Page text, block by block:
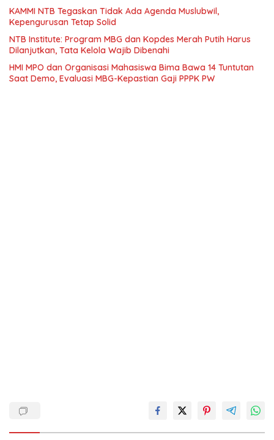
KAMMI NTB Tegaskan Tidak Ada Agenda Muslubwil,
Kepengurusan Tetap Solid
NTB Institute: Program MBG dan Kopdes Merah Putih Harus
Dilanjutkan, Tata Kelola Wajib Dibenahi
HMI MPO dan Organisasi Mahasiswa Bima Bawa 14 Tuntutan
Saat Demo, Evaluasi MBG-Kepastian Gaji PPPK PW